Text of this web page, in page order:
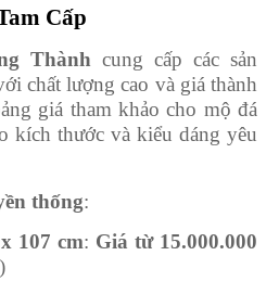
Cấp
Thành cung cấp các sản
chất lượng cao và giá thành
giá tham khảo cho mộ đá
kích thước và kiểu dáng yêu
thống:
107 cm: Giá từ 15.000.000